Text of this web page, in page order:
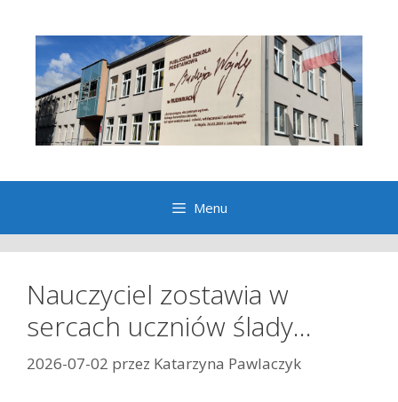
Menu
Nauczyciel zostawia w
sercach uczniów ślady…
2026-07-02 przez Katarzyna Pawlaczyk